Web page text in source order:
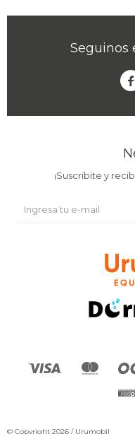
Seguinos

¡Suscribite y
© Copyright 2026 / Urumobil